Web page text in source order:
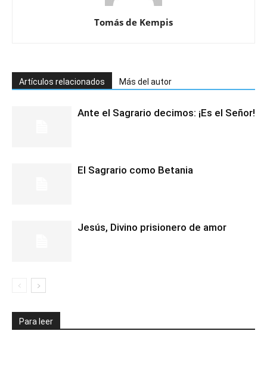
Tomás de Kempis
Artículos relacionados Más del autor
Ante el Sagrario decimos: ¡Es el Señor!
El Sagrario como Betania
Jesús, Divino prisionero de amor
Para leer